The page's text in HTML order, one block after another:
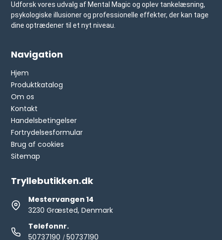
Udforsk vores udvalg af Mental Magic og oplev tankelæsning,
psykologiske illusioner og professionelle effekter, der kan tage
dine optrædener til et nyt niveau.
Navigation
Hjem
Produktkatalog
Om os
Kontakt
Handelsbetingelser
Fortrydelsesformular
Brug af cookies
Sitemap
Tryllebutikken.dk
Mestervangen 14
3230 Græsted, Denmark
Telefonnr.
50737190 /50737190